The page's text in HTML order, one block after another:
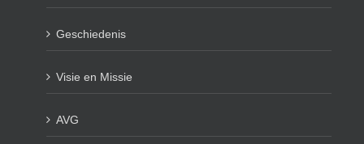
Geschiedenis
Visie en Missie
AVG